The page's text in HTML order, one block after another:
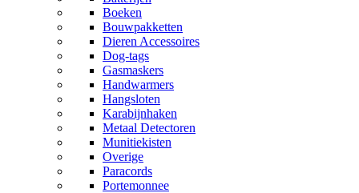
Boeken
Bouwpakketten
Dieren Accessoires
Dog-tags
Gasmaskers
Handwarmers
Hangsloten
Karabijnhaken
Metaal Detectoren
Munitiekisten
Overige
Paracords
Portemonnee